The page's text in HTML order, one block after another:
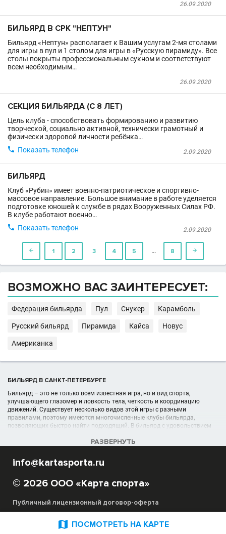
26.09.2020
БИЛЬЯРД В СРК "НЕПТУН"
Бильярд «Нептун» располагает к Вашим услугам 2-мя столами
для игры в пул и 1 столом для игры в «Русскую пирамиду». Все
столы покрыты профессиональным сукном и соответствуют
всем необходимым…
26.09.2020
СЕКЦИЯ БИЛЬЯРДА (С 8 ЛЕТ)
Цель клуба - способствовать формированию и развитию
творческой, социально активной, технически грамотный и
физически здоровой личности ребёнка…
2.09.2020
 Показать телефон
БИЛЬЯРД
Клуб «Рубин» имеет военно-патриотическое и спортивно-
массовое направление. Большое внимание в работе уделяется
подготовке юношей к службе в рядах Вооруженных Силах РФ.
В клубе работают военно…
2.09.2020
 Показать телефон
 1 2 3 4 5 … 8 
ВОЗМОЖНО ВАС ЗАИНТЕРЕСУЕТ:
Федерация бильярда Пул Снукер Карамболь
Русский бильярд Пирамида Кайса Новус
Американка
БИЛЬЯРД В САНКТ-ПЕТЕРБУРГЕ
Бильярд – это не только всем известная игра, но и вид спорта,
улучшающего глазомер и ловкость тела, четкость и координацию
движений. Существует несколько видов этой игры с разными
правилами, поэтому имеются многочисленные клубы бильярда,
позволяющих быстро найти подходящий. В бильярд с удовольствием
УЧРЕЖДЕНИЯ (ШКОЛЫ, КЛУБЫ) В РАЗДЕЛЕ БИЛЬЯРД В САНКТ-
Список бильярдных организаций, секций, спортшкол, клубов отображён
Петербурге
Благодаря сайту Карта Спорта вы можете выбрать под свои
потребности и критерии необходимую бильярдную школу, секцию. Для
вас предоставлены подробные адреса лучших мест для игры в бильярд,
РАЗВЕРНУТЬ
 ПОСМОТРЕТЬ НА КАРТЕ
info@kartasporta.ru
© 2026 ООО «Карта спорта»
Публичный лицензионный договор-оферта